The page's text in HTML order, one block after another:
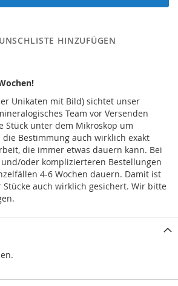
HINZUFÜGEN
Unikaten mit Bild) sichtet unser
Team vor Versenden
Stück unter dem Mikroskop um
Bestimmung auch wirklich exakt
die immer etwas dauern kann. Bei
oder komplizierteren Bestellungen
4-6 Wochen dauern. Damit ist
auch wirklich gesichert. Wir bitte